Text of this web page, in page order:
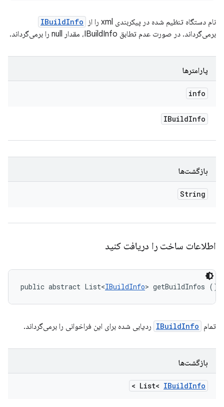
نام دستگاه تنظیم شده در پیکربندی xml را از IBuildInfo
برمی‌گرداند. در صورت عدم تطابق IBuildInfo، مقدار null را برمی‌گرداند.
پارامترها
info
IBuildInfo
بازگشت‌ها
String
اطلاعات ساخت را دریافت کنید
public abstract List<IBuildInfo> getBuildInfos ()
تمام IBuildInfo ردیابی شده برای این فراخوانی را برمی‌گرداند.
بازگشت‌ها
List< IBuildInfo
>